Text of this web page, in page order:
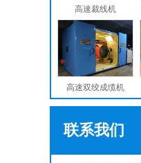
高速裁线机
高速双绞成缆机
联系我们